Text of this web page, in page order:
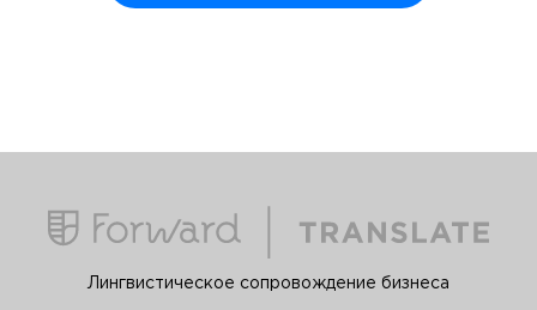
Лингвистическое сопровождение бизнеса